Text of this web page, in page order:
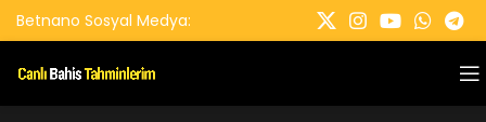
Betnano Sosyal Medya: